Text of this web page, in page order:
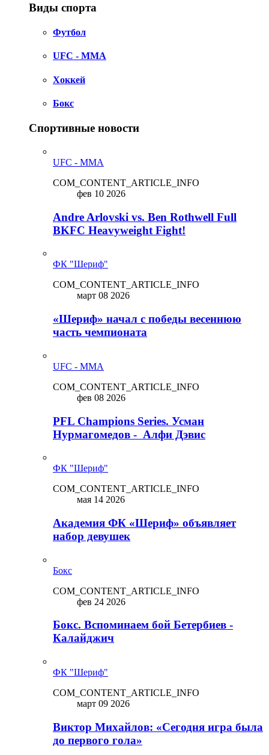
Виды спорта
Футбол
UFC - MMA
Хоккей
Бокс
Спортивные новости
UFC - MMA
COM_CONTENT_ARTICLE_INFO
фев 10 2026
Andre Arlovski vs. Ben Rothwell Full
BKFC Heavyweight Fight!
ФК "Шериф"
COM_CONTENT_ARTICLE_INFO
март 08 2026
«Шериф» начал с победы весеннюю
часть чемпионата
UFC - MMA
COM_CONTENT_ARTICLE_INFO
фев 08 2026
PFL Champions Series. Усман
Нурмагомедов - Алфи Дэвис
ФК "Шериф"
COM_CONTENT_ARTICLE_INFO
мая 14 2026
Академия ФК «Шериф» объявляет
набор девушек
Бокс
COM_CONTENT_ARTICLE_INFO
фев 24 2026
Бокс. Вспоминаем бой Бетербиев -
Калайджич
ФК "Шериф"
COM_CONTENT_ARTICLE_INFO
март 09 2026
Виктор Михайлов: «Сегодня игра была
до первого гола»